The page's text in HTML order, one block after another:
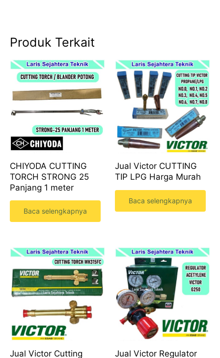
Produk Terkait
CHIYODA CUTTING
TORCH STRONG 25
Panjang 1 meter
Baca selengkapnya
Jual Victor CUTTING
TIP LPG Harga Murah
Baca selengkapnya
Jual Victor Cutting Jual Victor Regulator